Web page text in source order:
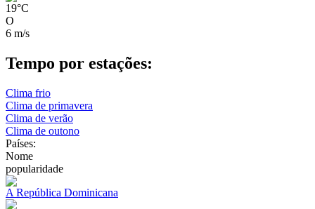
19°C
O
6 m/s
Tempo por estações:
Clima frio
Clima de primavera
Clima de verão
Clima de outono
Países:
Nome
popularidade
A República Dominicana